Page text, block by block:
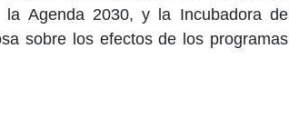
Agenda 2030, y la Incubadora de
sobre los efectos de los programas